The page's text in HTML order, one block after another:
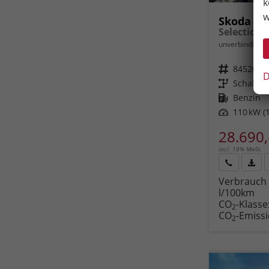
Skoda
unverbindliche
Fahrzeugnr. 84520
Getriebe Schalt.
Kraftstoff Benzin
Leistung 110 kW
incl. 19% MwSt.
anfordern
l/100km
CO2-Klasse:
CO2-